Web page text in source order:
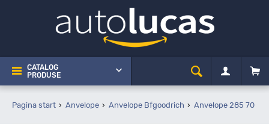
CATALOG
PRODUSE
Pagina start Anvelope Anvelope Bfgoodrich Anvelope 285 70 R17